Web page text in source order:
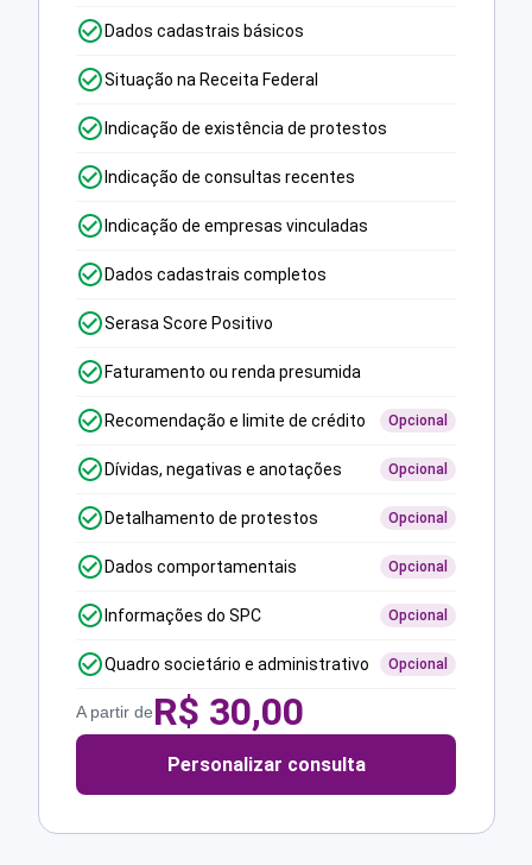
Dados cadastrais básicos
Situação na Receita Federal
Indicação de existência de protestos
Indicação de consultas recentes
Indicação de empresas vinculadas
Dados cadastrais completos
Serasa Score Positivo
Faturamento ou renda presumida
Recomendação e limite de crédito Opcional
Dívidas, negativas e anotações Opcional
Detalhamento de protestos Opcional
Dados comportamentais Opcional
Informações do SPC Opcional
Quadro societário e administrativo Opcional
A partir deR$ 30,00
Personalizar consulta